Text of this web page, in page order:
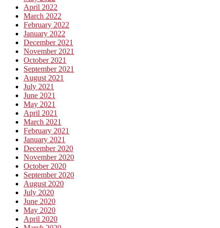
April 2022
March 2022
February 2022
January 2022
December 2021
November 2021
October 2021
September 2021
August 2021
July 2021
June 2021
May 2021
April 2021
March 2021
February 2021
January 2021
December 2020
November 2020
October 2020
September 2020
August 2020
July 2020
June 2020
May 2020
April 2020